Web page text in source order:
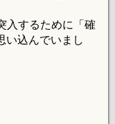
入するために「確
い込んでいまし